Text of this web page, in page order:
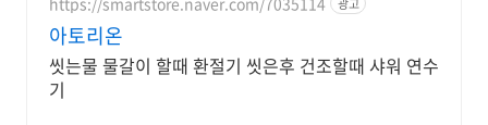
아토리온
씻는물 물갈이 할때 환절기 씻은후 건조할때 샤워 연수
기